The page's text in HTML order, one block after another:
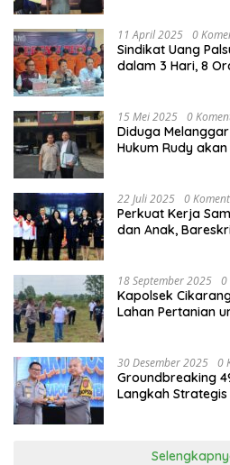
11 April 2025 0
Sindikat Uang
dalam 3 Hari, 8
15 Mei 2025 0
Diduga
Hukum Rudy
22 Juli 2025 0
Perkuat Kerja
dan Anak,
18 September 2025 0
Kapolsek
Lahan Pertanian
30 Desember 2025 0
Groundbreaking
Langkah